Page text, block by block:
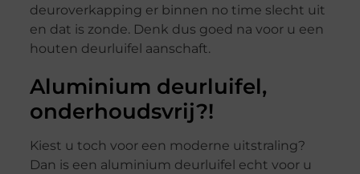
deuroverkapping er binnen no time slecht uit
en dat is zonde. Denk dus goed na voor u een
houten deurluifel aanschaft.
Aluminium deurluifel,
onderhoudsvrij?!
Kiest u toch voor een moderne uitstraling?
Dan is een aluminium deurluifel echt voor u